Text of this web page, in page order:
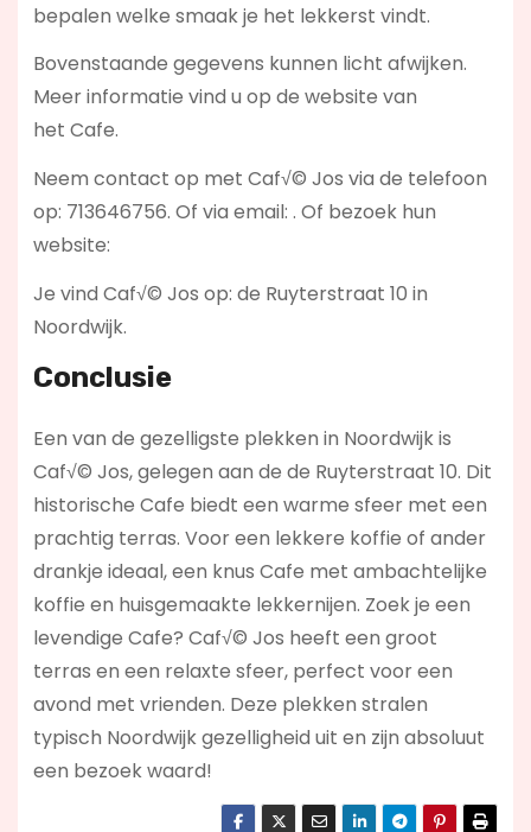
bepalen welke smaak je het lekkerst vindt.
Bovenstaande gegevens kunnen licht afwijken.
Meer informatie vind u op de website van
het Cafe.
Neem contact op met Caf√© Jos via de telefoon
op: 713646756. Of via email: . Of bezoek hun
website:
Je vind Caf√© Jos op: de Ruyterstraat 10 in
Noordwijk.
Conclusie
Een van de gezelligste plekken in Noordwijk is
Caf√© Jos, gelegen aan de de Ruyterstraat 10. Dit
historische Cafe biedt een warme sfeer met een
prachtig terras. Voor een lekkere koffie of ander
drankje ideaal, een knus Cafe met ambachtelijke
koffie en huisgemaakte lekkernijen. Zoek je een
levendige Cafe? Caf√© Jos heeft een groot
terras en een relaxte sfeer, perfect voor een
avond met vrienden. Deze plekken stralen
typisch Noordwijk gezelligheid uit en zijn absoluut
een bezoek waard!